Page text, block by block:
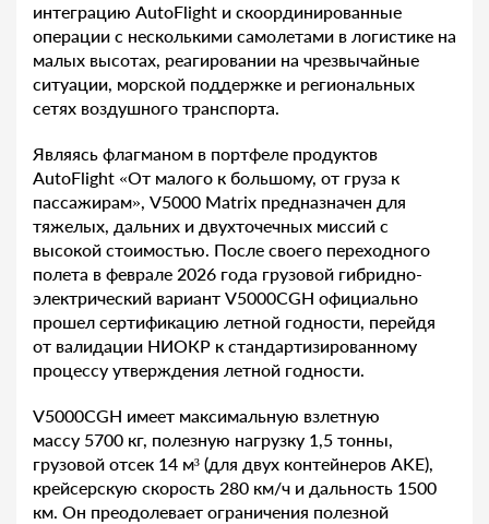
интеграцию AutoFlight и скоординированные
операции с несколькими самолетами в логистике на
малых высотах, реагировании на чрезвычайные
ситуации, морской поддержке и региональных
сетях воздушного транспорта.
Являясь флагманом в портфеле продуктов
AutoFlight «От малого к большому, от груза к
пассажирам», V5000 Matrix предназначен для
тяжелых, дальних и двухточечных миссий с
высокой стоимостью. После своего переходного
полета в феврале 2026 года грузовой гибридно-
электрический вариант V5000CGH официально
прошел сертификацию летной годности, перейдя
от валидации НИОКР к стандартизированному
процессу утверждения летной годности.
V5000CGH имеет максимальную взлетную
массу 5700 кг, полезную нагрузку 1,5 тонны,
грузовой отсек 14 м³ (для двух контейнеров AKE),
крейсерскую скорость 280 км/ч и дальность 1500
км. Он преодолевает ограничения полезной